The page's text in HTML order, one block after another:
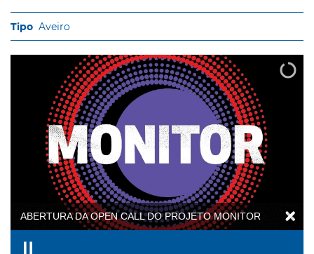
Aveiro
ABERTURA DA OPEN CALL DO PROJETO MONITOR